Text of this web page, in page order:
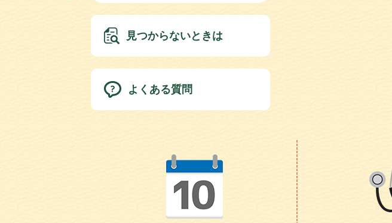
見つからないときは
よくある質問